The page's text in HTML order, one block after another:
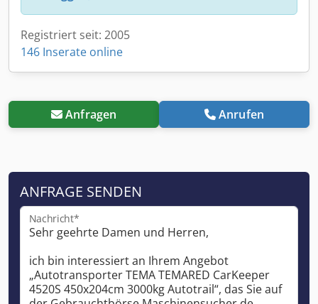
Registriert seit: 2005
146 Inserate online
Anfragen Anrufen
ANFRAGE SENDEN
Nachricht*